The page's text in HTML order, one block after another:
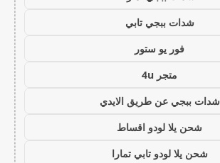
شدات ببجي تابي
فور يو ستور
متجر 4u
شدات ببجي عن طريق الايدي
شحن يلا لودو اقساط
شحن يلا لودو تابي تمارا